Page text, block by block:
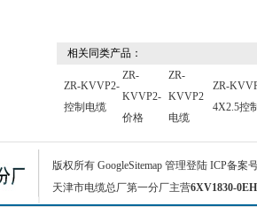
相关同类产品：
ZR-KVVP2-
控制电缆
ZR-
KVVP2-
价格
ZR-
KVVP2
电缆
ZR-
4X2.5控
版权所有 GoogleSitemap 管理登陆 ICP备案
天津市电缆总厂第一分厂主营6XV1830-